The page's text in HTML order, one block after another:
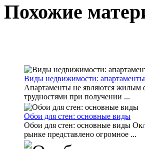
Похожие
Виды недвижимости:
Апартаменты не являются жилым
трудностями при получении ...
Обои для стен: основные виды
Обои для стен: основные виды
рынке представлено огромное ...